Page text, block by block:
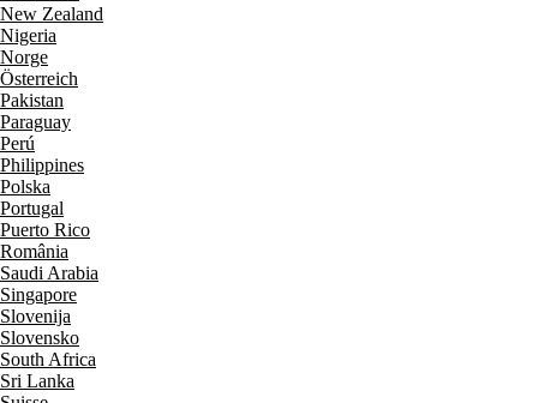
New Zealand
Nigeria
Norge
Österreich
Pakistan
Paraguay
Perú
Philippines
Polska
Portugal
Puerto Rico
România
Saudi Arabia
Singapore
Slovenija
Slovensko
South Africa
Sri Lanka